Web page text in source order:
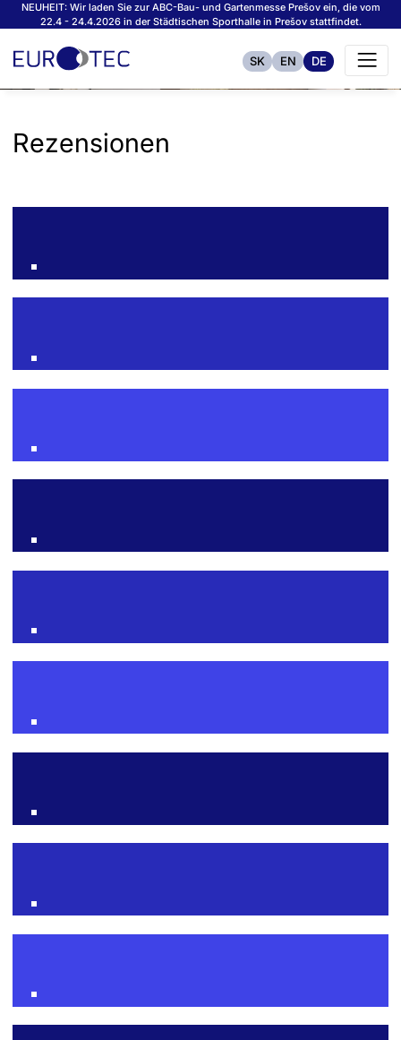
NEUHEIT: Wir laden Sie zur ABC-Bau- und Gartenmesse Prešov ein, die vom
22.4 - 24.4.2026 in der Städtischen Sporthalle in Prešov stattfindet.
SK EN DE
Rezensionen